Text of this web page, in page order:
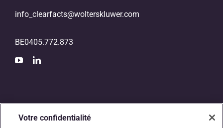
info_clearfacts@wolterskluwer.com
BE0405.772.873
Votre confidentialité